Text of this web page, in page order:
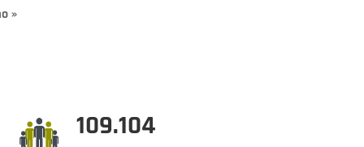
»
109.104